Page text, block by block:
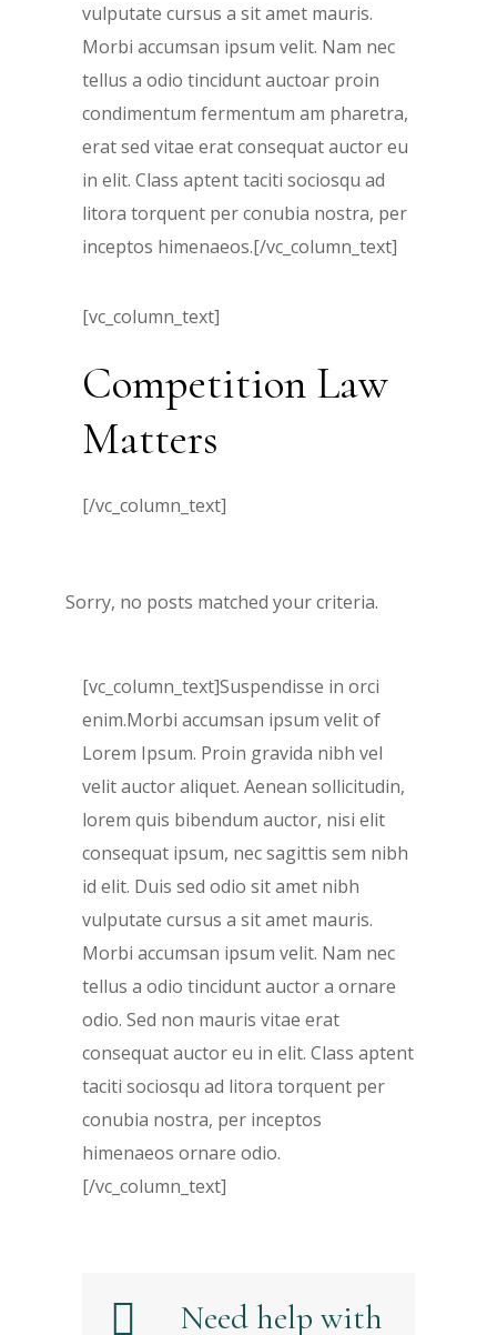
vulputate cursus a sit amet mauris.
Morbi accumsan ipsum velit. Nam nec
tellus a odio tincidunt auctoar proin
condimentum fermentum am pharetra,
erat sed vitae erat consequat auctor eu
in elit. Class aptent taciti sociosqu ad
litora torquent per conubia nostra, per
inceptos himenaeos.[/vc_column_text]
[vc_column_text]
Competition Law
Matters
[/vc_column_text]
Sorry, no posts matched your criteria.
[vc_column_text]Suspendisse in orci
enim.Morbi accumsan ipsum velit of
Lorem Ipsum. Proin gravida nibh vel
velit auctor aliquet. Aenean sollicitudin,
lorem quis bibendum auctor, nisi elit
consequat ipsum, nec sagittis sem nibh
id elit. Duis sed odio sit amet nibh
vulputate cursus a sit amet mauris.
Morbi accumsan ipsum velit. Nam nec
tellus a odio tincidunt auctor a ornare
odio. Sed non mauris vitae erat
consequat auctor eu in elit. Class aptent
taciti sociosqu ad litora torquent per
conubia nostra, per inceptos
himenaeos ornare odio.
[/vc_column_text]
Need help with